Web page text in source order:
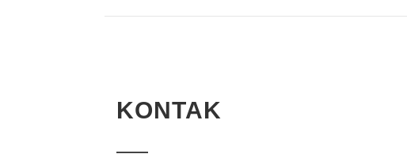
DAFTAR ULANG MURID BARU TA. 2025-
KONTAK